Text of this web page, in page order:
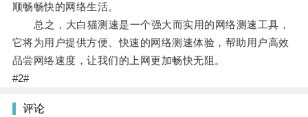
顺畅畅快的网络生活。
总之，大白猫测速是一个强大而实用的网络测速工具，
它将为用户提供方便、快速的网络测速体验，帮助用户高效
品尝网络速度，让我们的上网更加畅快无阻。
#2#
评论